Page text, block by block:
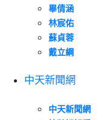
畢倩涵
林宸佑
蘇貞蓉
戴立綱
中天新聞網
中天新聞網